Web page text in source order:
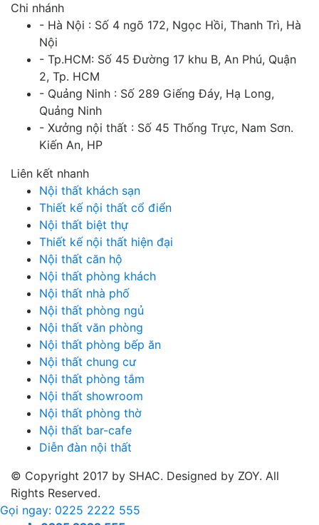
Chi nhánh
- Hà Nội : Số 4 ngõ 172, Ngọc Hồi, Thanh Trì, Hà
Nội
- Tp.HCM: Số 45 Đường 17 khu B, An Phú, Quận
2, Tp. HCM
- Quảng Ninh : Số 289 Giếng Đáy, Hạ Long,
Quảng Ninh
- Xưởng nội thất : Số 45 Thống Trực, Nam Sơn.
Kiến An, HP
Liên kết nhanh
Nội thất khách sạn
Thiết kế nội thất cổ điển
Nội thất biệt thự
Thiết kế nội thất hiện đại
Nội thất căn hộ
Nội thất phòng khách
Nội thất nhà phố
Nội thất phòng ngủ
Nội thất văn phòng
Nội thất phòng bếp ăn
Nội thất chung cư
Nội thất phòng tắm
Nội thất showroom
Nội thất phòng thờ
Nội thất bar-cafe
Diễn đàn nội thất
© Copyright 2017 by SHAC. Designed by ZOY. All
Rights Reserved.
Gọi ngay: 0225 2222 555